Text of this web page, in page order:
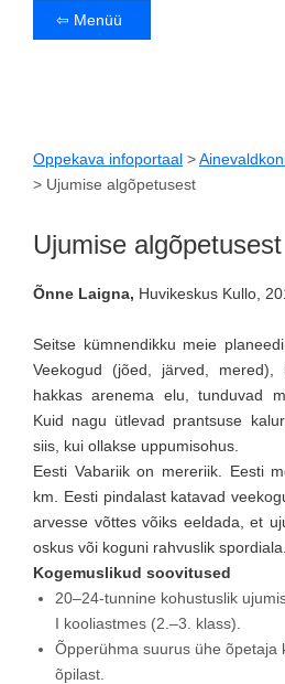
⇦ Menüü
Oppekava infoportaal >
> Ujumise algõpetusest
Ujumise algõpetusest
Õnne Laigna, Huvikeskus Kullo,
Seitse kümnendikku meie
Veekogud (jõed, järved,
hakkas arenema elu, tunduvad
Kuid nagu ütlevad prantsuse
siis, kui ollakse uppumisohus.
Eesti Vabariik on mereriik. Eesti
km. Eesti pindalast katavad
arvesse võttes võiks eeldada, et
oskus või koguni rahvuslik spordiala.
Kogemuslikud soovitused
20–24-tunnine kohustuslik
I kooliastmes (2.–3. klass).
Õpperühma suurus ühe õpetaja
õpilast.